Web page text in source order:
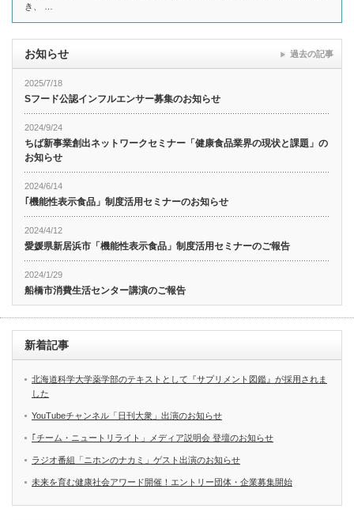
き、 …
お知らせ
2025/7/18
Sフード公認インフルエンサー募集のお知らせ
2024/9/24
ちば新事業創出ネットワークセミナー「健康食品業界の現状と課題」の
お知らせ
2024/6/14
｢機能性表示食品」制度活用セミナーのお知らせ
2024/4/12
愛媛県新居浜市「機能性表示食品」制度活用セミナーのご報告
2024/1/29
船橋市消費生活センター講演のご報告
過去の記事
新着記事
北海道科学大学薬学部のテキストとして『サプリメント図鑑』が採用されま
した
YouTubeチャンネル「日刊大衆」出演のお知らせ
｢チーム・ニュートリライト」メディア説明会 登壇のお知らせ
ラジオ番組「ニホンのナカミ」ゲスト出演のお知らせ
未来を育む健康社会アワード開催！エントリー団体・企業募集開始